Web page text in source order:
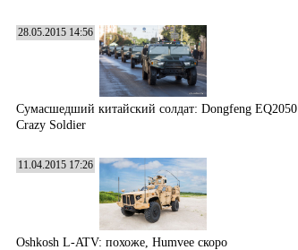
28.05.2015 14:56
Сумасшедший китайский солдат: Dongfeng EQ2050
Crazy Soldier
11.04.2015 17:26
Oshkosh L-ATV: похоже, Humvee скоро